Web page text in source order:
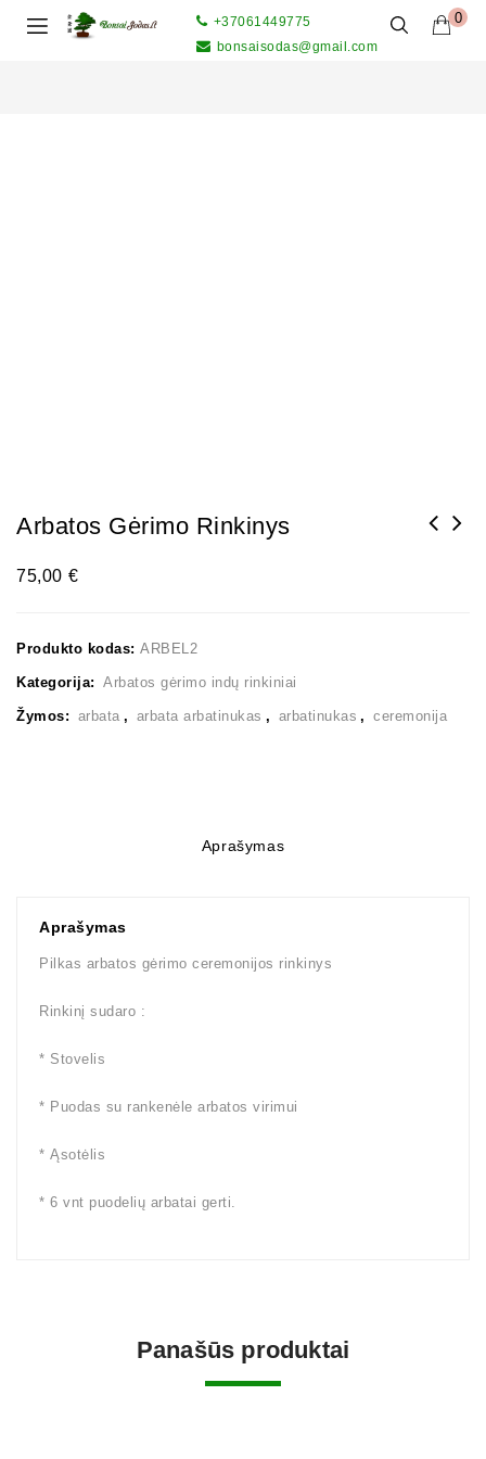
0
+37061449775
bonsaisodas@gmail.com
Arbatos Gėrimo Rinkinys
75,00 €
Produkto kodas: ARBEL2
Kategorija: Arbatos gėrimo indų rinkiniai
Žymos: arbata , arbata arbatinukas , arbatinukas , ceremonija
Aprašymas
Aprašymas
Pilkas arbatos gėrimo ceremonijos rinkinys
Rinkinį sudaro :
* Stovelis
* Puodas su rankenėle arbatos virimui
* Ąsotėlis
* 6 vnt puodelių arbatai gerti.
Panašūs produktai